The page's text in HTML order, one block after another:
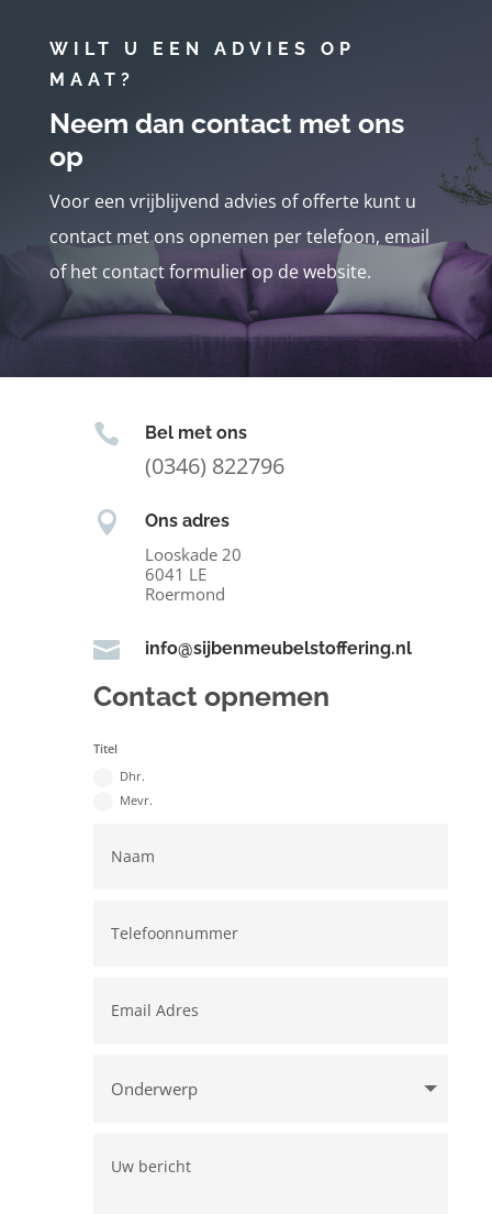
WILT U EEN ADVIES OP
MAAT?
Neem dan contact met ons
op
Voor een vrijblijvend advies of offerte kunt u
contact met ons opnemen per telefoon, email
of het contact formulier op de website.
 Bel met ons
(0346) 822796
 Ons adres
Looskade 20
6041 LE
Roermond
 info@sijbenmeubelstoffering.nl
Contact opnemen
Titel
Dhr.
Mevr.